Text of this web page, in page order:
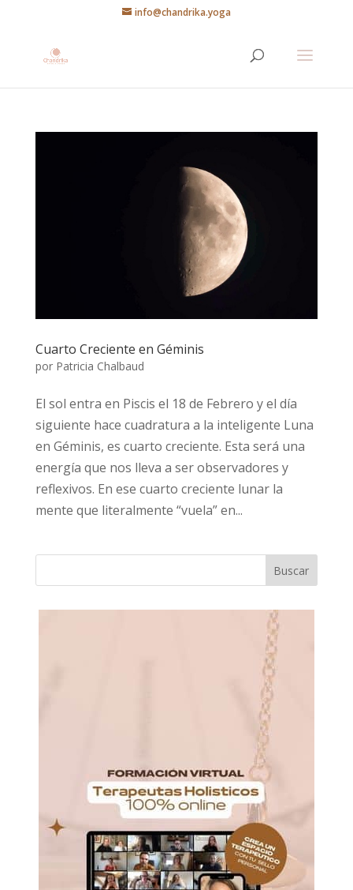
info@chandrika.yoga
Cuarto Creciente en Géminis
por Patricia Chalbaud
El sol entra en Piscis el 18 de Febrero y el día
siguiente hace cuadratura a la inteligente Luna
en Géminis, es cuarto creciente. Esta será una
energía que nos lleva a ser observadores y
reflexivos. En ese cuarto creciente lunar la
mente que literalmente “vuela” en...